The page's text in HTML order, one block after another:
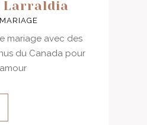
Larraldia
MARIAGE
mariage avec des
du Canada pour